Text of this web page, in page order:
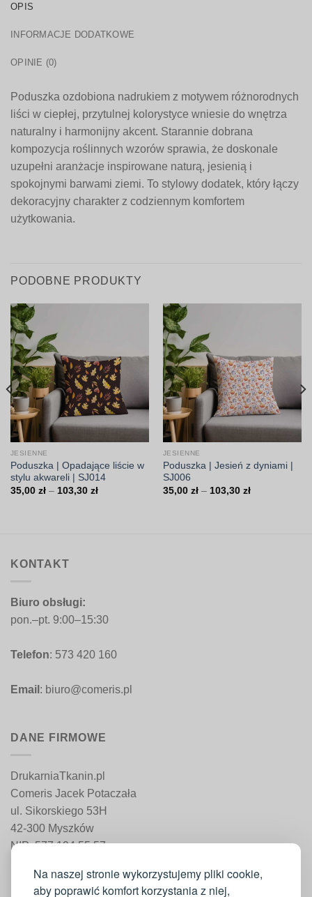
Na naszej stronie wykorzystujemy pliki cookie,
aby poprawić komfort korzystania z niej,
OPIS
INFORMACJE DODATKOWE
OPINIE (0)
Poduszka ozdobiona nadrukiem z motywem różnorodnych
liści w ciepłej, przytulnej kolorystyce wniesie do wnętrza
naturalny i harmonijny akcent. Starannie dobrana
kompozycja roślinnych wzorów sprawia, że doskonale
uzupełni aranżacje inspirowane naturą, jesienią i
spokojnymi barwami ziemi. To stylowy dodatek, który łączy
dekoracyjny charakter z codziennym komfortem
użytkowania.
PODOBNE PRODUKTY
JESIENNE
Poduszka | Opadające liście w
stylu akwareli | SJ014
35,00 zł – 103,30 złZakres
JESIENNE
Poduszka | Jesień z dyniami |
SJ006
35,00 zł – 103,30 złZakres
KONTAKT
Biuro obsługi:
pon.–pt. 9:00–15:30
Telefon: 573 420 160
Email : biuro@comeris.pl
DANE FIRMOWE
DrukarniaTkanin.pl
Comeris Jacek Potaczała
ul. Sikorskiego 53H
42-300 Myszków
NIP: 577 194 55 57